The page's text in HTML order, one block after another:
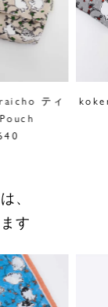
幅2.5cm
閉じる
ティ
、
す